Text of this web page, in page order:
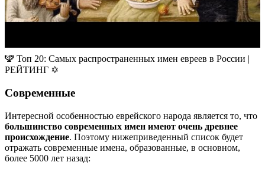
🕎 Топ 20: Самых распространенных имен евреев в России |
РЕЙТИНГ ✡
Современные
Интересной особенностью еврейского народа является то, что
большинство современных имен имеют очень древнее
происхождение. Поэтому нижеприведенный список будет
отражать современные имена, образованные, в основном,
более 5000 лет назад: